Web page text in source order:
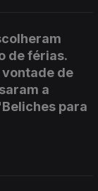
de férias.
vontade de
a
para